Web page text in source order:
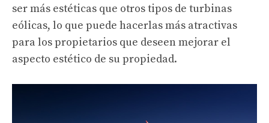
ser más estéticas que otros tipos de turbinas
eólicas, lo que puede hacerlas más atractivas
para los propietarios que deseen mejorar el
aspecto estético de su propiedad.